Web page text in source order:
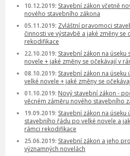
10.12.2019: Stavební zákon včetně
nového stavebního zákona
05.11.2019: Zvláštní pravomoci
činnosti ve výstavbě a jaké změny se
rekodifikace
22.10.2019: Stavební zákon na
novele + jaké změny se očekávají v
08.10.2019: Stavební zákon na
velké novele + jaké změny se
01.10.2019: Nový stavební zákon -
věcném záměru nového stavebního
19.09.2019: Stavební zákon na
stavebního řádu po velké novele a
rámci rekodifikace
25.06.2019: Stavební zákon a jeho
významných novelách